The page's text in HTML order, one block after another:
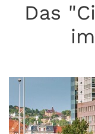
Das